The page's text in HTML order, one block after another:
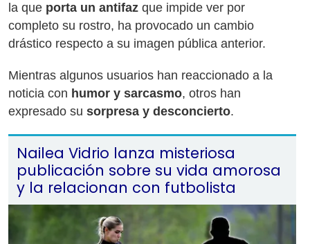
la que porta un antifaz que impide ver por
completo su rostro, ha provocado un cambio
drástico respecto a su imagen pública anterior.
Mientras algunos usuarios han reaccionado a la
noticia con humor y sarcasmo, otros han
expresado su sorpresa y desconcierto.
Nailea Vidrio lanza misteriosa
publicación sobre su vida amorosa
y la relacionan con futbolista